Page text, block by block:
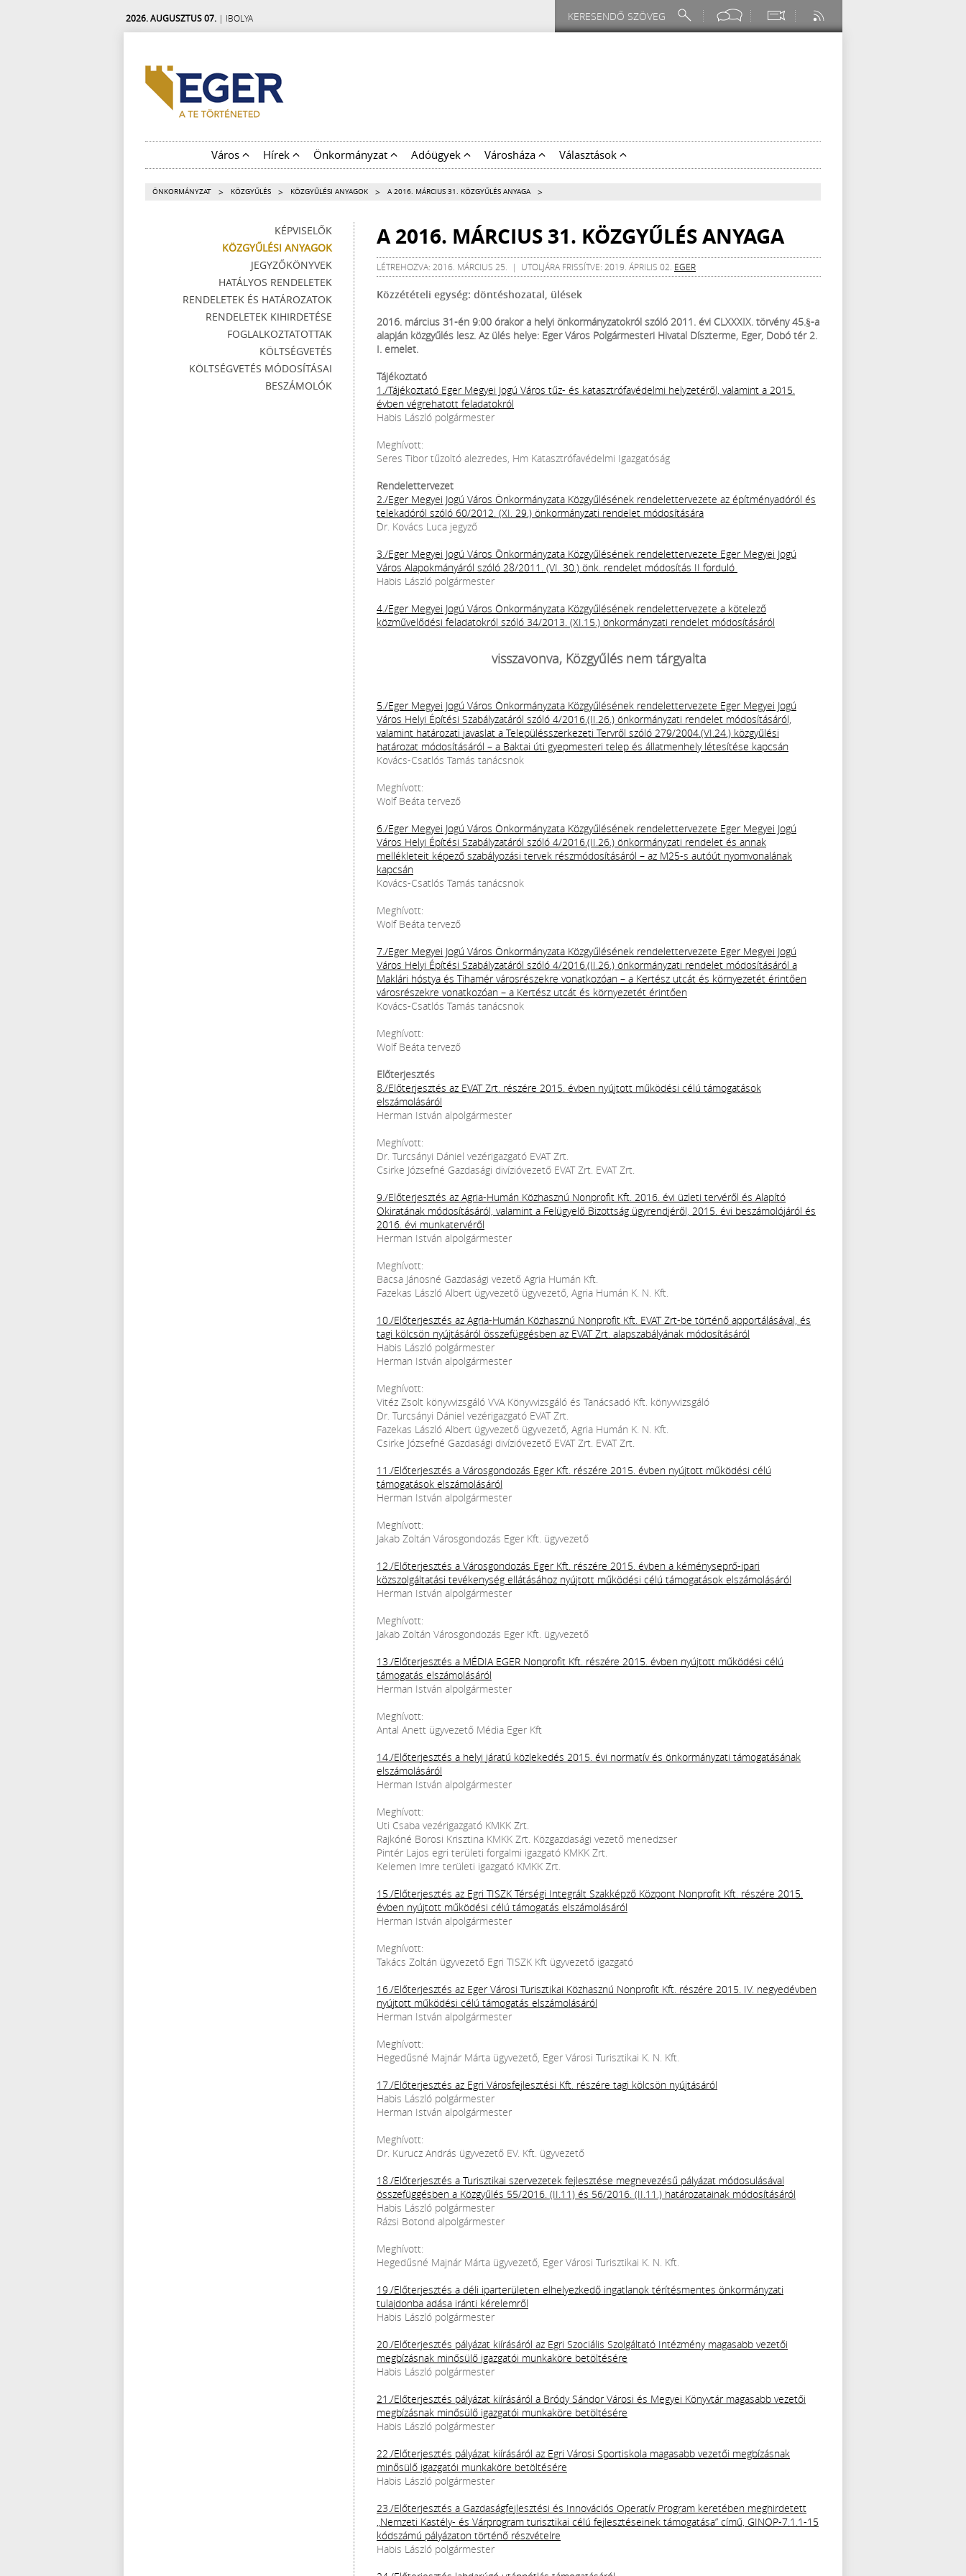
2026. AUGUSZTUS 07. | IBOLYA
Város Hírek Önkormányzat Adóügyek Városháza Választások
ÖNKORMÁNYZAT > KÖZGYŰLÉS > KÖZGYŰLÉSI ANYAGOK > A 2016. MÁRCIUS 31. KÖZGYŰLÉS ANYAGA >
KÉPVISELŐK
KÖZGYŰLÉSI ANYAGOK
JEGYZŐKÖNYVEK
HATÁLYOS RENDELETEK
RENDELETEK ÉS HATÁROZATOK
RENDELETEK KIHIRDETÉSE
FOGLALKOZTATOTTAK
KÖLTSÉGVETÉS
KÖLTSÉGVETÉS MÓDOSÍTÁSAI
BESZÁMOLÓK
A 2016. MÁRCIUS 31. KÖZGYŰLÉS ANYAGA
LÉTREHOZVA: 2016. MÁRCIUS 25. | UTOLJÁRA FRISSÍTVE: 2019. ÁPRILIS 02. EGER
Közzétételi egység: döntéshozatal, ülések
2016. március 31-én 9:00 órakor a helyi önkormányzatokról szóló 2011. évi CLXXXIX. törvény 45.§-a
alapján közgyűlés lesz. Az ülés helye: Eger Város Polgármesteri Hivatal Díszterme, Eger, Dobó tér 2.
I. emelet.
Tájékoztató
1./Tájékoztató Eger Megyei Jogú Város tűz- és katasztrófavédelmi helyzetéről, valamint a 2015.
évben végrehatott feladatokról
Habis László polgármester
Meghívott:
Seres Tibor tűzoltó alezredes, Hm Katasztrófavédelmi Igazgatóság
Rendelettervezet
2./Eger Megyei Jogú Város Önkormányzata Közgyűlésének rendelettervezete az építményadóról és
telekadóról szóló 60/2012. (XI. 29.) önkormányzati rendelet módosítására
Dr. Kovács Luca jegyző
3./Eger Megyei Jogú Város Önkormányzata Közgyűlésének rendelettervezete Eger Megyei Jogú
Város Alapokmányáról szóló 28/2011. (VI. 30.) önk. rendelet módosítás II forduló
Habis László polgármester
4./Eger Megyei Jogú Város Önkormányzata Közgyűlésének rendelettervezete a kötelező
közművelődési feladatokról szóló 34/2013. (XI.15.) önkormányzati rendelet módosításáról
visszavonva, Közgyűlés nem tárgyalta
5./Eger Megyei Jogú Város Önkormányzata Közgyűlésének rendelettervezete Eger Megyei Jogú
Város Helyi Építési Szabályzatáról szóló 4/2016.(II.26.) önkormányzati rendelet módosításáról,
valamint határozati javaslat a Településszerkezeti Tervről szóló 279/2004.(VI.24.) közgyűlési
határozat módosításáról – a Baktai úti gyepmesteri telep és állatmenhely létesítése kapcsán
Kovács-Csatlós Tamás tanácsnok
Meghívott:
Wolf Beáta tervező
6./Eger Megyei Jogú Város Önkormányzata Közgyűlésének rendelettervezete Eger Megyei Jogú
Város Helyi Építési Szabályzatáról szóló 4/2016.(II.26.) önkormányzati rendelet és annak
mellékleteit képező szabályozási tervek részmódosításáról – az M25-s autóút nyomvonalának
kapcsán
Kovács-Csatlós Tamás tanácsnok
Meghívott:
Wolf Beáta tervező
7./Eger Megyei Jogú Város Önkormányzata Közgyűlésének rendelettervezete Eger Megyei Jogú
Város Helyi Építési Szabályzatáról szóló 4/2016.(II.26.) önkormányzati rendelet módosításáról a
Maklári hóstya és Tihamér városrészekre vonatkozóan – a Kertész utcát és környezetét érintően
városrészekre vonatkozóan – a Kertész utcát és környezetét érintően
Kovács-Csatlós Tamás tanácsnok
Meghívott:
Wolf Beáta tervező
Előterjesztés
8./Előterjesztés az EVAT Zrt. részére 2015. évben nyújtott működési célú támogatások
elszámolásáról
Herman István alpolgármester
Meghívott:
Dr. Turcsányi Dániel vezérigazgató EVAT Zrt.
Csirke Józsefné Gazdasági divízióvezető EVAT Zrt. EVAT Zrt.
9./Előterjesztés az Agria-Humán Közhasznú Nonprofit Kft. 2016. évi üzleti tervéről és Alapító
Okiratának módosításáról, valamint a Felügyelő Bizottság ügyrendjéről, 2015. évi beszámolójáról és
2016. évi munkatervéről
Herman István alpolgármester
Meghívott:
Bacsa Jánosné Gazdasági vezető Agria Humán Kft.
Fazekas László Albert ügyvezető ügyvezető, Agria Humán K. N. Kft.
10./Előterjesztés az Agria-Humán Közhasznú Nonprofit Kft. EVAT Zrt-be történő apportálásával, és
tagi kölcsön nyújtásáról összefüggésben az EVAT Zrt. alapszabályának módosításáról
Habis László polgármester
Herman István alpolgármester
Meghívott:
Vitéz Zsolt könyvvizsgáló VVA Könyvvizsgáló és Tanácsadó Kft. könyvvizsgáló
Dr. Turcsányi Dániel vezérigazgató EVAT Zrt.
Fazekas László Albert ügyvezető ügyvezető, Agria Humán K. N. Kft.
Csirke Józsefné Gazdasági divízióvezető EVAT Zrt. EVAT Zrt.
11./Előterjesztés a Városgondozás Eger Kft. részére 2015. évben nyújtott működési célú
támogatások elszámolásáról
Herman István alpolgármester
Meghívott:
Jakab Zoltán Városgondozás Eger Kft. ügyvezető
12./Előterjesztés a Városgondozás Eger Kft. részére 2015. évben a kéményseprő-ipari
közszolgáltatási tevékenység ellátásához nyújtott működési célú támogatások elszámolásáról
Herman István alpolgármester
Meghívott:
Jakab Zoltán Városgondozás Eger Kft. ügyvezető
13./Előterjesztés a MÉDIA EGER Nonprofit Kft. részére 2015. évben nyújtott működési célú
támogatás elszámolásáról
Herman István alpolgármester
Meghívott:
Antal Anett ügyvezető Média Eger Kft
14./Előterjesztés a helyi járatú közlekedés 2015. évi normatív és önkormányzati támogatásának
elszámolásáról
Herman István alpolgármester
Meghívott:
Uti Csaba vezérigazgató KMKK Zrt.
Rajkóné Borosi Krisztina KMKK Zrt. Közgazdasági vezető menedzser
Pintér Lajos egri területi forgalmi igazgató KMKK Zrt.
Kelemen Imre területi igazgató KMKK Zrt.
15./Előterjesztés az Egri TISZK Térségi Integrált Szakképző Központ Nonprofit Kft. részére 2015.
évben nyújtott működési célú támogatás elszámolásáról
Herman István alpolgármester
Meghívott:
Takács Zoltán ügyvezető Egri TISZK Kft ügyvezető igazgató
16./Előterjesztés az Eger Városi Turisztikai Közhasznú Nonprofit Kft. részére 2015. IV. negyedévben
nyújtott működési célú támogatás elszámolásáról
Herman István alpolgármester
Meghívott:
Hegedűsné Majnár Márta ügyvezető, Eger Városi Turisztikai K. N. Kft.
17./Előterjesztés az Egri Városfejlesztési Kft. részére tagi kölcsön nyújtásáról
Habis László polgármester
Herman István alpolgármester
Meghívott:
Dr. Kurucz András ügyvezető EV. Kft. ügyvezető
18./Előterjesztés a Turisztikai szervezetek fejlesztése megnevezésű pályázat módosulásával
összefüggésben a Közgyűlés 55/2016. (II.11) és 56/2016. (II.11.) határozatainak módosításáról
Habis László polgármester
Rázsi Botond alpolgármester
Meghívott:
Hegedűsné Majnár Márta ügyvezető, Eger Városi Turisztikai K. N. Kft.
19./Előterjesztés a déli iparterületen elhelyezkedő ingatlanok térítésmentes önkormányzati
tulajdonba adása iránti kérelemről
Habis László polgármester
20./Előterjesztés pályázat kiírásáról az Egri Szociális Szolgáltató Intézmény magasabb vezetői
megbízásnak minősülő igazgatói munkaköre betöltésére
Habis László polgármester
21./Előterjesztés pályázat kiírásáról a Bródy Sándor Városi és Megyei Könyvtár magasabb vezetői
megbízásnak minősülő igazgatói munkaköre betöltésére
Habis László polgármester
22./Előterjesztés pályázat kiírásáról az Egri Városi Sportiskola magasabb vezetői megbízásnak
minősülő igazgatói munkaköre betöltésére
Habis László polgármester
23./Előterjesztés a Gazdaságfejlesztési és Innovációs Operatív Program keretében meghirdetett
„Nemzeti Kastély- és Várprogram turisztikai célú fejlesztéseinek támogatása” című, GINOP-7.1.1-15
kódszámú pályázaton történő részvételre
Habis László polgármester